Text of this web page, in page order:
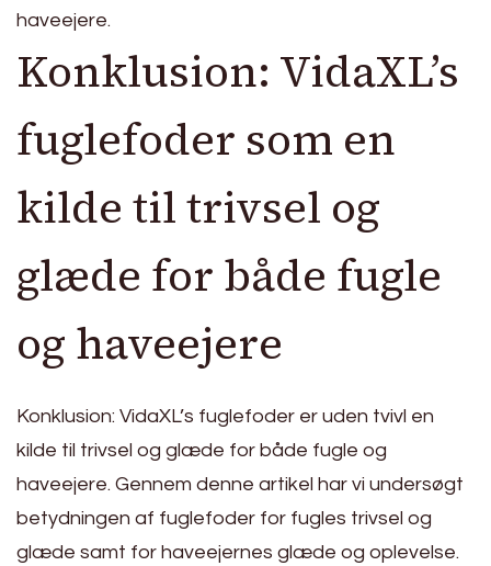
haveejere.
Konklusion: VidaXL’s
fuglefoder som en
kilde til trivsel og
glæde for både fugle
og haveejere
Konklusion: VidaXL’s fuglefoder er uden tvivl en
kilde til trivsel og glæde for både fugle og
haveejere. Gennem denne artikel har vi undersøgt
betydningen af fuglefoder for fugles trivsel og
glæde samt for haveejernes glæde og oplevelse.